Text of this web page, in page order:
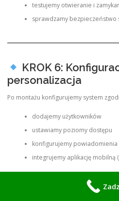
testujemy otwieranie i
sprawdzamy bezpieczeństwo
KROK 6:
personalizacja
Po montażu konfigurujemy system
dodajemy użytkowników
ustawiamy poziomy dostępu
konfigurujemy powiadomienia
integrujemy aplikację mobilną